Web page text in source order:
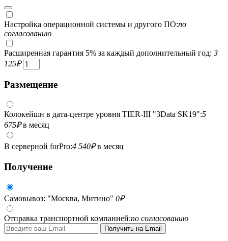
Настройка операционной системы и другого ПО:по
согласованию
Расширенная гарантия 5% за каждый дополнительный год: 3
125₽
Размещение
Колокейшн в дата-центре уровня TIER-III "3Data SK19":5
675₽в месяц
В серверной forPro:4 540₽в месяц
Получение
Самовывоз: "Москва, Митино" 0₽
Отправка транспортной компанией:по согласованию